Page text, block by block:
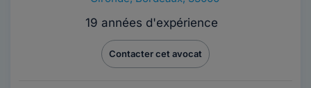
19 années d'expérience
Contacter cet avocat